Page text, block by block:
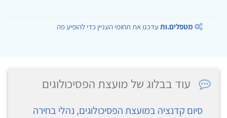
מטפלים.ותעדכנו את תחומי העניין כדי להופיע פה
עוד בבלוג של מועצת הפסיכולוגים
סיום קדנציה במועצת הפסיכולוגים, נהלי בחירה